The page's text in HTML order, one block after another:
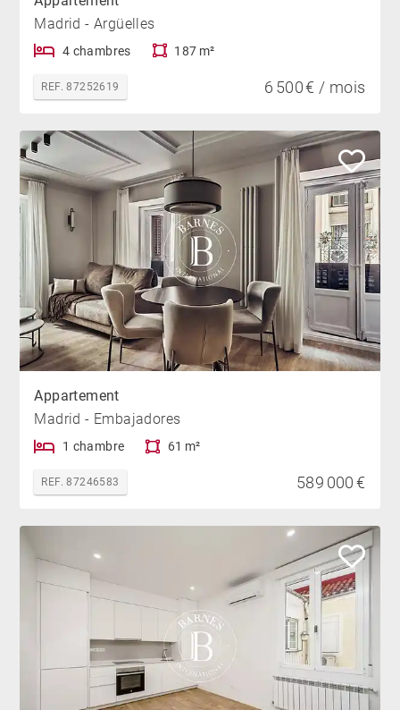
Madrid - Argüelles
4 chambres 187 m²
REF. 87252619 6 500 € / mois
Appartement
Madrid - Embajadores
1 chambre 61 m²
REF. 87246583 589 000 €